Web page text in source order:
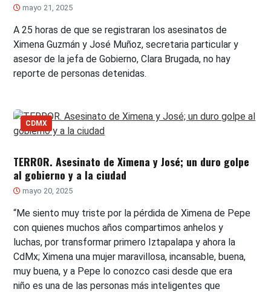
mayo 21, 2025
A 25 horas de que se registraran los asesinatos de
Ximena Guzmán y José Muñoz, secretaria particular y
asesor de la jefa de Gobierno, Clara Brugada, no hay
reporte de personas detenidas.
CDMX
TERROR. Asesinato de Ximena y José; un duro golpe
al gobierno y a la ciudad
mayo 20, 2025
“Me siento muy triste por la pérdida de Ximena de Pepe
con quienes muchos años compartimos anhelos y
luchas, por transformar primero Iztapalapa y ahora la
CdMx; Ximena una mujer maravillosa, incansable, buena,
muy buena, y a Pepe lo conozco casi desde que era
niño es una de las personas más inteligentes que